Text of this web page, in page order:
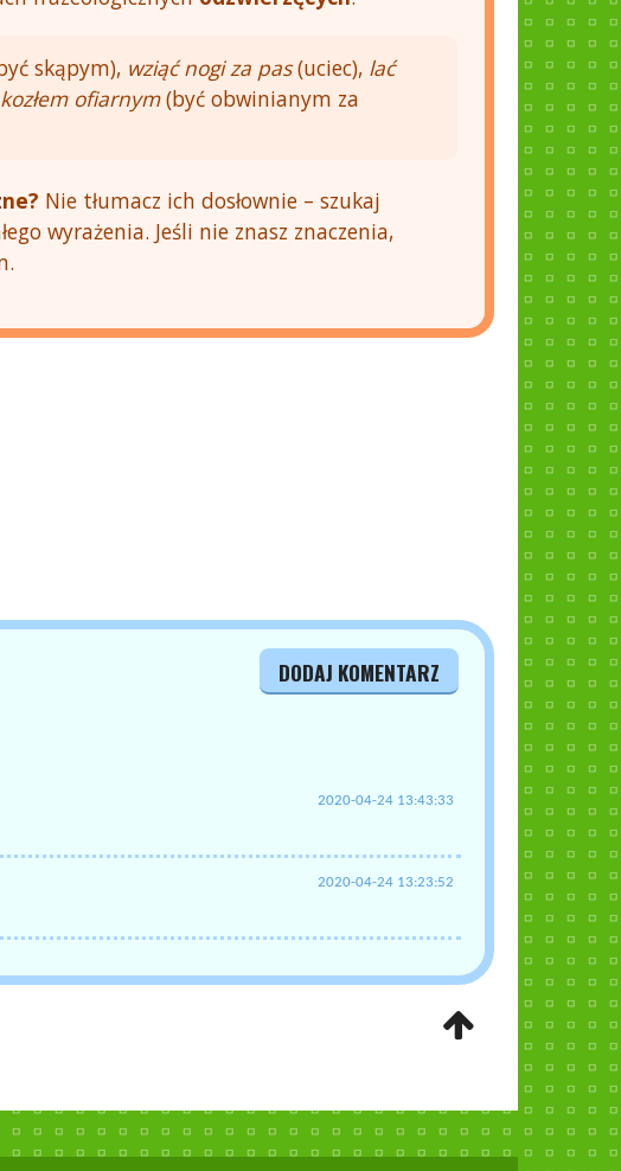
skąpym), wziąć nogi za pas(uciec), lać
ofiarnym(być obwinianym za
Nie tłumacz ich dosłownie – szukaj
wyrażenia. Jeśli nie znasz znaczenia,
DODAJ KOMENTARZ
2020-04-24 13:43:33
2020-04-24 13:23:52